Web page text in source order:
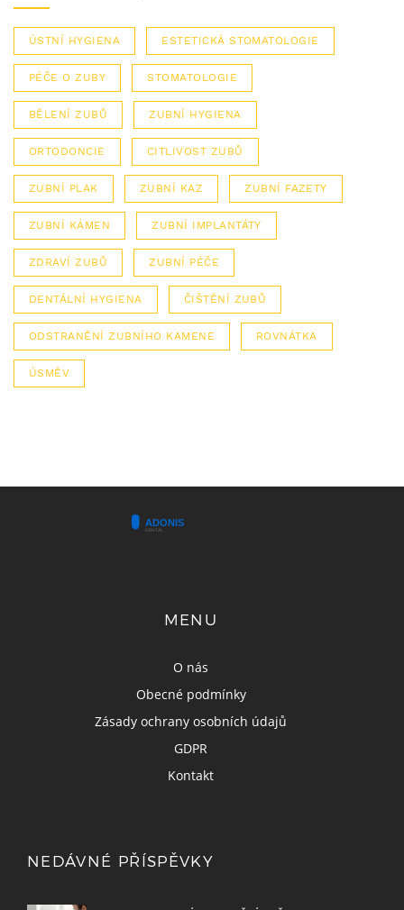
ÚSTNÍ HYGIENA ESTETICKÁ STOMATOLOGIE
PÉČE O ZUBY STOMATOLOGIE
BĚLENÍ ZUBŮ ZUBNÍ HYGIENA
ORTODONCIE CITLIVOST ZUBŮ
ZUBNÍ PLAK ZUBNÍ KAZ ZUBNÍ FAZETY
ZUBNÍ KÁMEN ZUBNÍ IMPLANTÁTY
ZDRAVÍ ZUBŮ ZUBNÍ PÉČE
DENTÁLNÍ HYGIENA ČIŠTĚNÍ ZUBŮ
ODSTRANĚNÍ ZUBNÍHO KAMENE ROVNÁTKA
ÚSMĚV
MENU
O nás
Obecné podmínky
Zásady ochrany osobních údajů
GDPR
Kontakt
NEDÁVNÉ PŘÍSPĚVKY